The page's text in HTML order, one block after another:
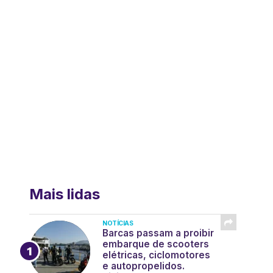
Mais lidas
NOTÍCIAS
Barcas passam a proibir
embarque de scooters
elétricas, ciclomotores
e autopropelidos.